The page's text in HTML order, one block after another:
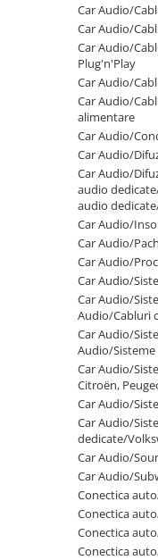
Insonorizant Auto
Vibro absorbant
Subwoofer
Electrice, Electronice
Accesorii alarme auto
Alarme auto Alarme
Detectoare Radar
Senzori parcare auto
Echipamente atelier
Consumabile Service
Instrumente Atelier
Set clipsuri auto de
Piese si accesorii
Amortizoare hayon
Accesorii auto
Incalzire scaune
Stergatoare auto
Paravanturi auto
Lumini ambientale
Car Audio/
Car Audio/
Car Audio/
Plug'n'Play
Car Audio/
Car Audio/
alimentare
Car Audio/
Car Audio/
Car Audio/
audio
audio
Car Audio/
Car Audio/
Car Audio/
Car Audio/
Car Audio/
Audio/Cabluri
Car Audio/
Audio/
Car Audio/
Citroën,
Car Audio/
Car Audio/
dedicate/
Car Audio/
Car Audio/
Conectica
Conectica
Conectica
Conectica